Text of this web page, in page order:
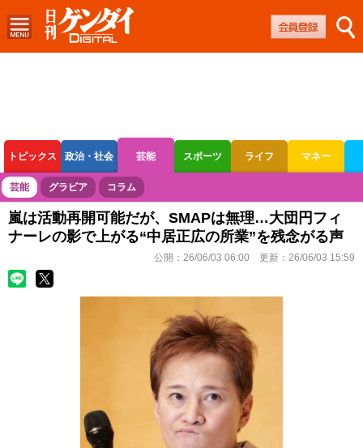
トピックス 政治・社会 芸能 スポーツ ライフ マネー
ボートレース 競輪 オートレース
芸能 グラビア コラム
嵐は活動再開可能だが、SMAPは無理…大団円フィ
ナーレの影で上がる“中居正広の所業”を残念がる声
公開： 26/06/03 06:00 更新： 26/06/03 15:59